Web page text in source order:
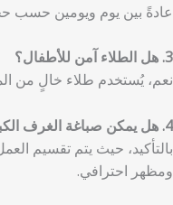
عادةً بين يوم ويومين حسب
3. هل الطلاء آمن للأطفال؟
نعم، يُستخدم طلاء خالٍ من
4. هل يمكن صباغة الغرف الكبيرة بنفس الجودة؟
بالتأكيد، حيث يتم تقسيم
ومظهر احترافي.